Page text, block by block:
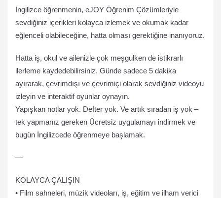
İngilizce öğrenmenin, eJOY Öğrenim Çözümleriyle
sevdiğiniz içerikleri kolayca izlemek ve okumak kadar
eğlenceli olabileceğine, hatta olması gerektiğine inanıyoruz.
Hatta iş, okul ve ailenizle çok meşgulken de istikrarlı
ilerleme kaydedebilirsiniz. Günde sadece 5 dakika
ayırarak, çevrimdışı ve çevrimiçi olarak sevdiğiniz videoyu
izleyin ve interaktif oyunlar oynayın.
Yapışkan notlar yok. Defter yok. Ve artık sıradan iş yok –
tek yapmanız gereken Ücretsiz uygulamayı indirmek ve
bugün İngilizcede öğrenmeye başlamak.
—
KOLAYCA ÇALIŞIN
• Film sahneleri, müzik videoları, iş, eğitim ve ilham verici